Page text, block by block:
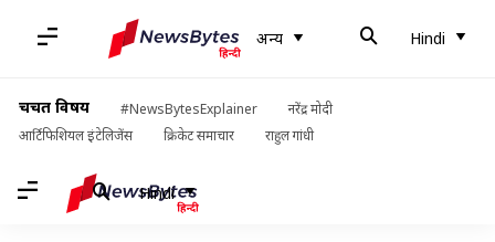
अन्य Hindi
चर्चित विषय #NewsBytesExplainer
नरेंद्र मोदी
आर्टिफिशियल इंटेलिजेंस
क्रिकेट समाचार राहुल गांधी
Hindi